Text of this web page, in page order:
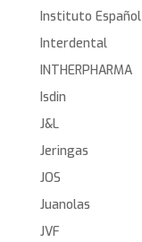
Instituto Español
Interdental
INTHERPHARMA
Isdin
J&L
Jeringas
JOS
Juanolas
JVF